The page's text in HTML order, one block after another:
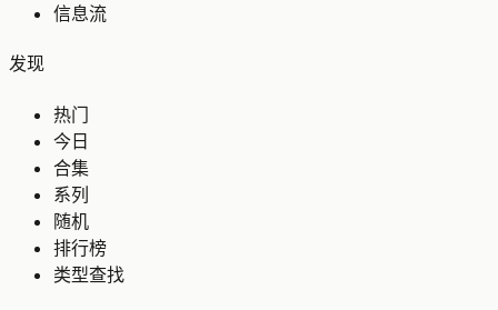
信息流
发现
热门
今日
合集
系列
随机
排行榜
类型查找